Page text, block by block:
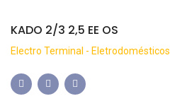
KADO 2/3 2,5 EE OS
Electro Terminal - Eletrodomésticos